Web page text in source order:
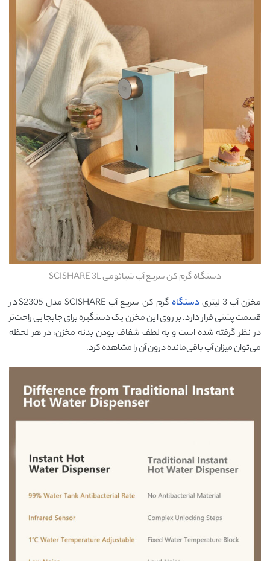
دستگاه گرم کن سریع آب شیائومی SCISHARE 3L
مخزن آب 3 لیتری دستگاه
گرم کن سریع آب SCISHARE مدل S2305 در
قسمت پشتی قرار دارد. بر روی این مخزن یک دستگیره برای جابجایی راحت‌تر
در نظر گرفته شده است و به لطف شفاف بودن بدنه مخزن، در هر لحظه
می‌توان میزان آب باقی‌مانده درون آن را مشاهده کرد.